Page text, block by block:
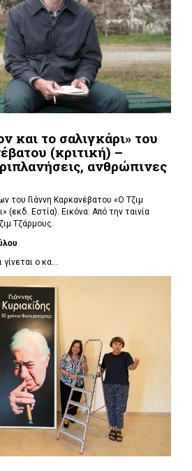
και το σαλιγκάρι» του
(κριτική) –
ανθρώπινες
του Γιάννη Καρκανέβατου «Ο Τζιμ
(εκδ. Εστία). Εικόνα: Από την ταινία
Τζάρμους.
ο κα...